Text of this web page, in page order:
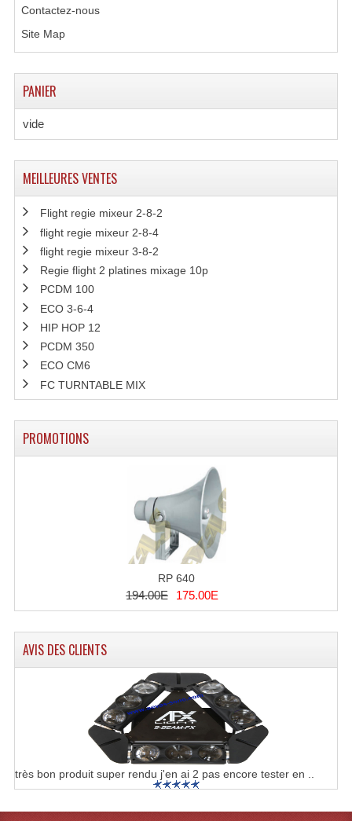
Contactez-nous
Site Map
PANIER
vide
MEILLEURES VENTES
Flight regie mixeur 2-8-2
flight regie mixeur 2-8-4
flight regie mixeur 3-8-2
Regie flight 2 platines mixage 10p
PCDM 100
ECO 3-6-4
HIP HOP 12
PCDM 350
ECO CM6
FC TURNTABLE MIX
PROMOTIONS
RP 640
194.00E 175.00E
AVIS DES CLIENTS
très bon produit super rendu j'en ai 2 pas encore tester en ..